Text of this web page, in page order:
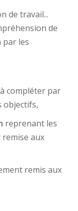
de travail...
de
les
compléter par
objectifs,
reprenant les
aux
remis aux